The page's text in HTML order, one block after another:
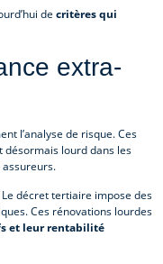
de critères qui
extra-
l’analyse de risque. Ces
désormais lourd dans les
décret tertiaire impose des
Ces rénovations lourdes
et leur rentabilité